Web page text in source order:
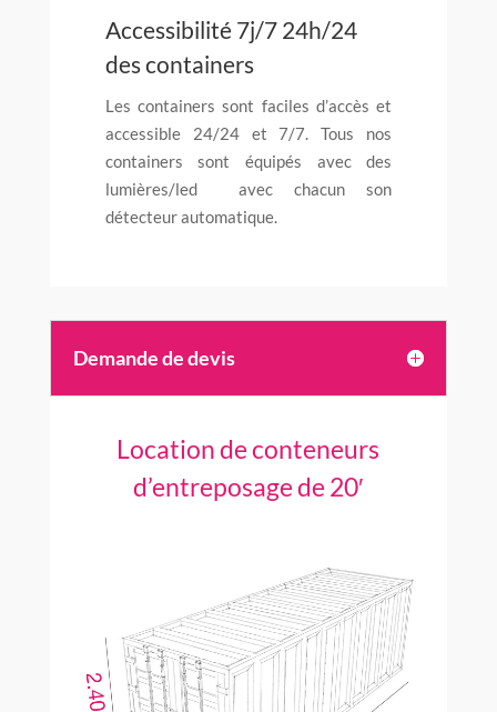
Accessibilité 7j/7 24h/24
des containers
Les containers sont faciles d’accès et
accessible 24/24 et 7/7. Tous nos
containers sont équipés avec des
lumières/led avec chacun son
détecteur automatique.
Demande de devis
Location de conteneurs
d’entreposage de 20′